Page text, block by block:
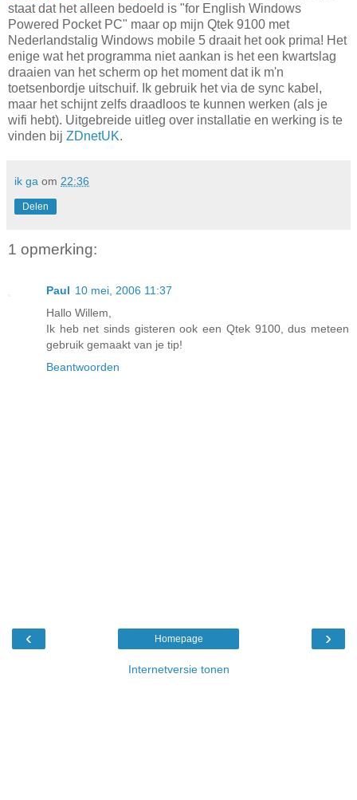
staat dat het alleen bedoeld is "for English Windows
Powered Pocket PC" maar op mijn Qtek 9100 met
Nederlandstalig Windows mobile 5 draait het ook prima! Het
enige wat het programma niet aankan is het een kwartslag
draaien van het scherm op het moment dat ik m'n
toetsenbordje uitschuif. Ik gebruik het via de sync kabel,
maar het schijnt zelfs draadloos te kunnen werken (als je
wifi hebt). Uitgebreide uitleg over installatie en werking is te
vinden bij ZDnetUK.
ik ga om 22:36
Delen
1 opmerking:
Paul 10 mei, 2006 11:37
Hallo Willem,
Ik heb net sinds gisteren ook een Qtek 9100, dus meteen
gebruik gemaakt van je tip!
Beantwoorden
‹ ›
Homepage
Internetversie tonen